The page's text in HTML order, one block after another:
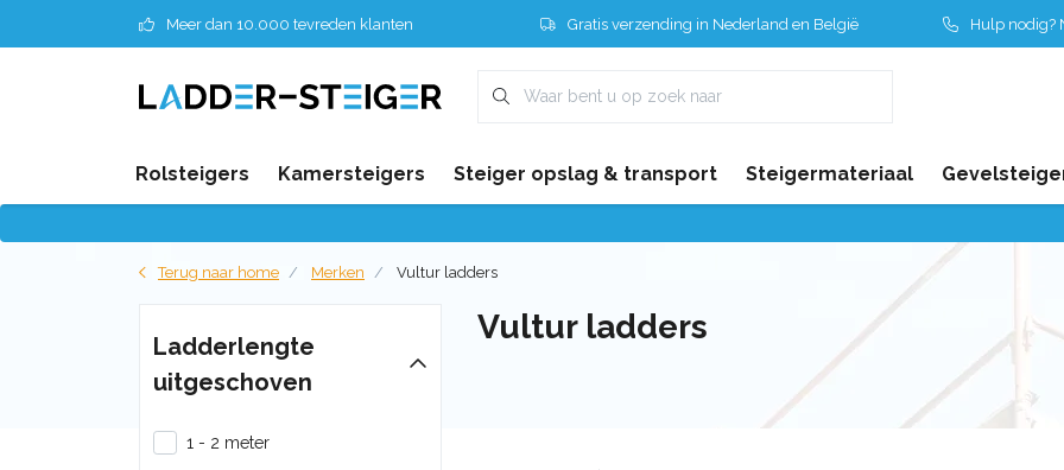
Meer dan 10.000 tevreden klanten Gratis verzending in Nederland en België Hulp nodig?
Rolsteigers Kamersteigers Steiger opslag & transport Steigermateriaal
Terug naar home Merken Vultur ladders
Vultur ladders
Ladderlengte
uitgeschoven
1 - 2 meter